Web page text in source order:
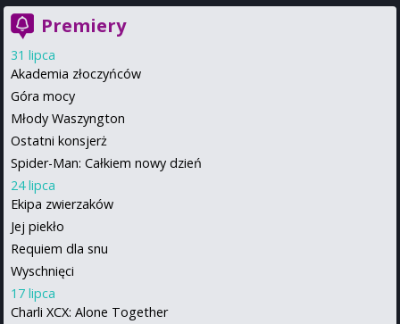
Premiery
31 lipca
Akademia złoczyńców
Góra mocy
Młody Waszyngton
Ostatni konsjerż
Spider-Man: Całkiem nowy dzień
24 lipca
Ekipa zwierzaków
Jej piekło
Requiem dla snu
Wyschnięci
17 lipca
Charli XCX: Alone Together